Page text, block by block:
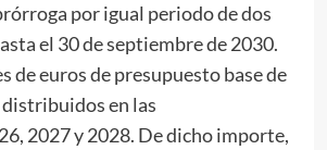
por igual periodo de dos
el 30 de septiembre de 2030.
de euros de presupuesto base de
en las
2027 y 2028. De dicho importe,